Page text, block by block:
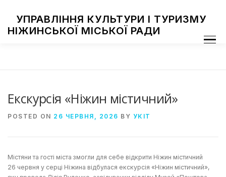
contentУПРАВЛІННЯ КУЛЬТУРИ І ТУРИЗМУ
НІЖИНСЬКОЇ МІСЬКОЇ РАДИ
Menu
Екскурсія «Ніжин містичний»
POSTED ON 26 ЧЕРВНЯ, 2026 BY УКІТ
Містяни та гості міста змогли для себе відкрити Ніжин містичний
26 червня у серці Ніжина відбулася екскурсія «Ніжин містичний»,